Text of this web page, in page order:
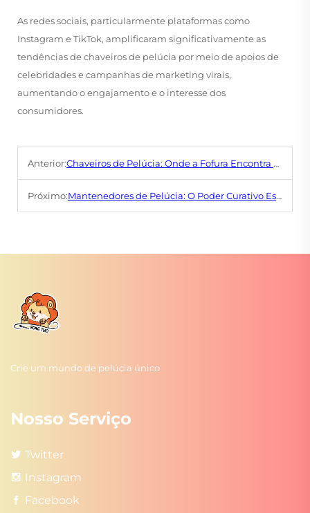
As redes sociais, particularmente plataformas como
Instagram e TikTok, amplificaram significativamente as
tendências de chaveiros de pelúcia por meio de apoios de
celebridades e campanhas de marketing virais,
aumentando o engajamento e o interesse dos
consumidores.
Anterior:Chaveiros de Pelúcia: Onde a Fofura Encontra a Praticidade
Próximo:Mantenedores de Pelúcia: O Poder Curativo Escondido na Maciez
Crie um mundo de pelúcia único
Nosso Serviço
Twitter
Instagram
Facebook